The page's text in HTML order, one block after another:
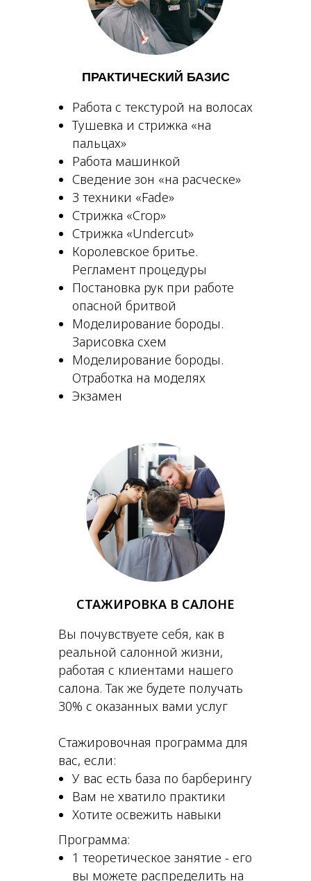
ПРАКТИЧЕСКИЙ БАЗИС
Работа с текстурой на волосах
Тушевка и стрижка «на
пальцах»
Работа машинкой
Сведение зон «на расческе»
3 техники «Fade»
Стрижка «Crop»
Стрижка «Undercut»
Королевское бритье.
Регламент процедуры
Постановка рук при работе
опасной бритвой
Моделирование бороды.
Зарисовка схем
Моделирование бороды.
Отработка на моделях
Экзамен
СТАЖИРОВКА В САЛОНЕ
Вы почувствуете себя, как в
реальной салонной жизни,
работая с клиентами нашего
салона. Так же будете получать
30% с оказанных вами услуг
Стажировочная программа для
вас, если:
У вас есть база по барберингу
Вам не хватило практики
Хотите освежить навыки
Программа:
1 теоретическое занятие - его
вы можете распределить на